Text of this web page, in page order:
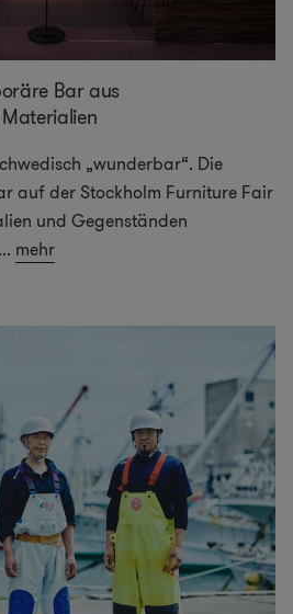
Bar aus
„wunderbar“. Die
auf der Stockholm Furniture Fair
und Gegenständen
... mehr